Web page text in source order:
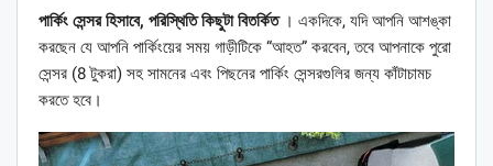
পার্কিং সেন্সর হিসাবে, পরিস্থিতি কিছুটা বিতর্কিত। একদিকে, যদি আপনি আশঙ্কা
করছেন যে আপনি পার্কিংয়ের সময় গাড়ীটিকে “আহত” করবেন, তবে আপনাকে পুরো
সেন্সর (8 টুকরা) সহ সামনের এবং পিছনের পার্কিং সেন্সরগুলির জন্য কাঁটাচামচ
করতে হবে।